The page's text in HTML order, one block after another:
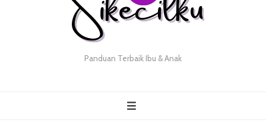
Panduan Terbaik Ibu & Anak